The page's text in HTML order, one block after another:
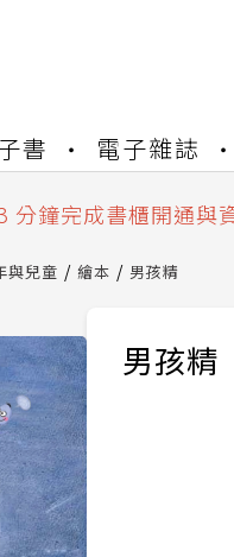
書 電子雜誌
位閱讀資產合併與書
分鐘完成書櫃開通與
閱讀資產合併與書櫃
與兒童 繪本 男孩精
男孩精